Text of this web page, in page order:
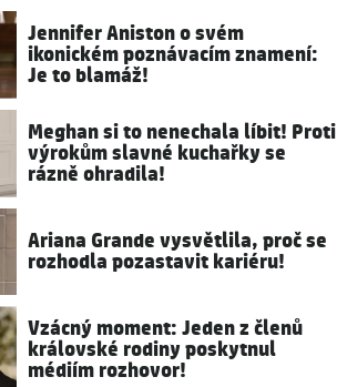
Jennifer Aniston o svém
ikonickém poznávacím znamení:
Je to blamáž!
Meghan si to nenechala líbit! Proti
výrokům slavné kuchařky se
rázně ohradila!
Ariana Grande vysvětlila, proč se
rozhodla pozastavit kariéru!
Vzácný moment: Jeden z členů
královské rodiny poskytnul
médiím rozhovor!